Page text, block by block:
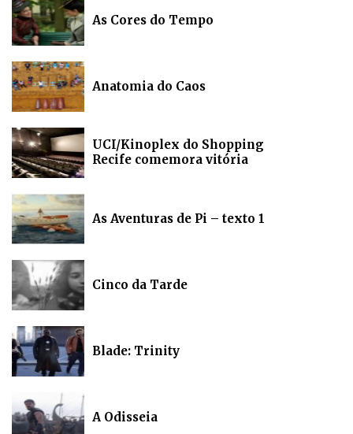
As Cores do Tempo
Anatomia do Caos
UCI/Kinoplex do Shopping
Recife comemora vitória
As Aventuras de Pi – texto 1
Cinco da Tarde
Blade: Trinity
A Odisseia